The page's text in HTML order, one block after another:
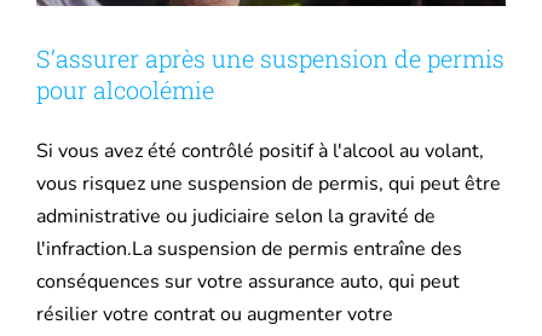
S’assurer après une suspension de permis
pour alcoolémie
Si vous avez été contrôlé positif à l'alcool au volant,
vous risquez une suspension de permis, qui peut être
administrative ou judiciaire selon la gravité de
l'infraction.La suspension de permis entraîne des
conséquences sur votre assurance auto, qui peut
résilier votre contrat ou augmenter votre